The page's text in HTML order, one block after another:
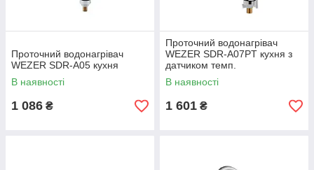
Проточний водонагрівач
WEZER SDR-A05 кухня
В наявності
1 086 ₴
Проточний водонагрівач
WEZER SDR-A07PT кухня з
датчиком темп.
В наявності
1 601 ₴